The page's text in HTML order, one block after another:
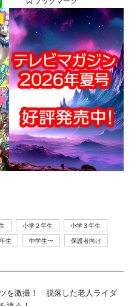
小学２年生
小学３年生
生 中学生〜 保護者向け
を激撮！ 脱落した老人ライダ